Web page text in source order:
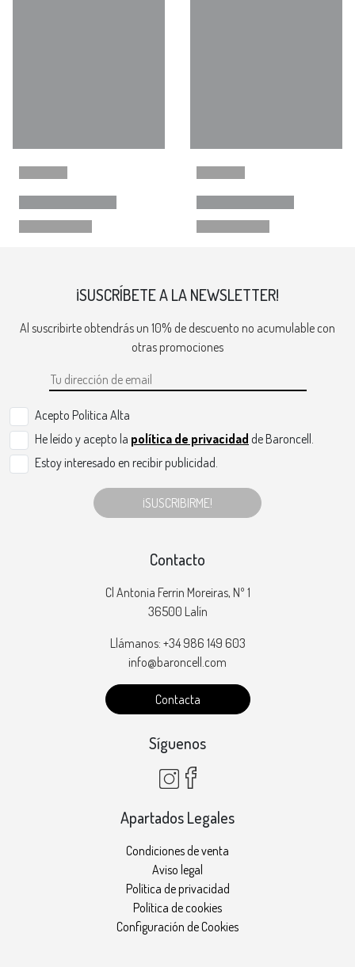
¡SUSCRÍBETE A LA NEWSLETTER!
Al suscribirte obtendrás un 10% de descuento no acumulable con
otras promociones
Acepto Politica Alta
He leído y acepto la política de privacidad de Baroncell.
Estoy interesado en recibir publicidad.
¡SUSCRIBIRME!
Contacto
Cl Antonia Ferrin Moreiras, Nº 1
36500 Lalín
Llámanos: +34 986 149 603
info@baroncell.com
Contacta
Síguenos
Apartados Legales
Condiciones de venta
Aviso legal
Política de privacidad
Política de cookies
Configuración de Cookies